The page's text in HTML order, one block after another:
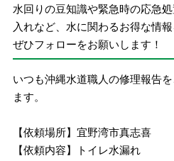
水回りの豆知識や緊急時の応急
入れなど、水に関わるお得な情
ぜひフォローをお願いします！
いつも沖縄水道職人の修理報告
ます。
【依頼場所】宜野湾市真志喜
【依頼内容】トイレ水漏れ